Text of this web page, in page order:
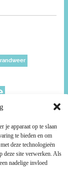
je apparaat op te slaan
te bieden en om
deze technologieën
deze site verwerken. Als
nadelige invloed
Moederdag
rozen